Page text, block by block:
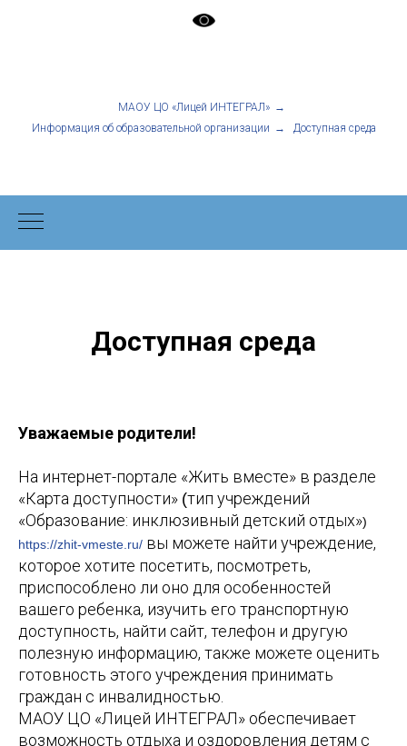
МАОУ ЦО «Лицей ИНТЕГРАЛ» →
Информация об образовательной организации → Доступная среда
Доступная среда
Уважаемые родители!
На интернет-портале «Жить вместе» в разделе
«Карта доступности» (тип учреждений
«Образование: инклюзивный детский отдых»)
https://zhit-vmeste.ru/ вы можете найти учреждение,
которое хотите посетить, посмотреть,
приспособлено ли оно для особенностей
вашего ребенка, изучить его транспортную
доступность, найти сайт, телефон и другую
полезную информацию, также можете оценить
готовность этого учреждения принимать
граждан с инвалидностью.
МАОУ ЦО «Лицей ИНТЕГРАЛ» обеспечивает
возможность отдыха и оздоровления детям с